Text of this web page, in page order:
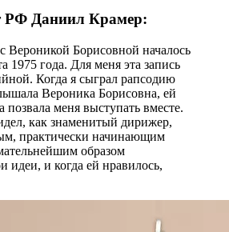
РФ Даниил Крамер:
Вероникой Борисовной началось
1975 года. Для меня эта запись
Когда я сыграл рапсодию
Вероника Борисовна, ей
позвала меня выступать вместе.
как знаменитый дирижер,
практически начинающим
образом
идеи, и когда ей нравилось,